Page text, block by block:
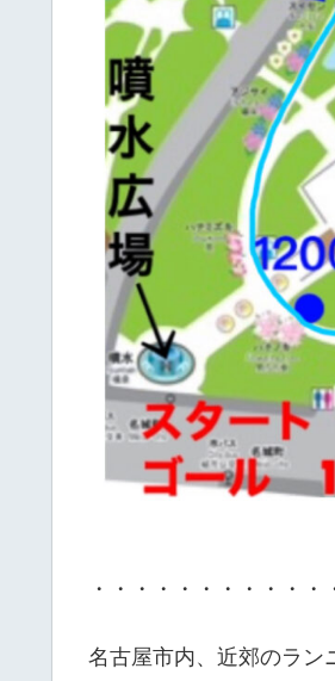
・・・・・・・・・・・
名古屋市内、近郊のラン